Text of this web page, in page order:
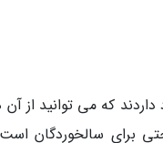
که می توانید از
برای سالخوردگان